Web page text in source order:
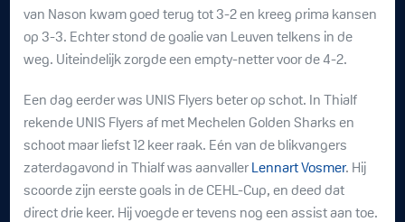
van Nason kwam goed terug tot 3-2 en kreeg prima kansen
op 3-3. Echter stond de goalie van Leuven telkens in de
weg. Uiteindelijk zorgde een empty-netter voor de 4-2.
Een dag eerder was UNIS Flyers beter op schot. In Thialf
rekende UNIS Flyers af met Mechelen Golden Sharks en
schoot maar liefst 12 keer raak. Eén van de blikvangers
zaterdagavond in Thialf was aanvaller Lennart Vosmer. Hij
scoorde zijn eerste goals in de CEHL-Cup, en deed dat
direct drie keer. Hij voegde er tevens nog een assist aan toe.